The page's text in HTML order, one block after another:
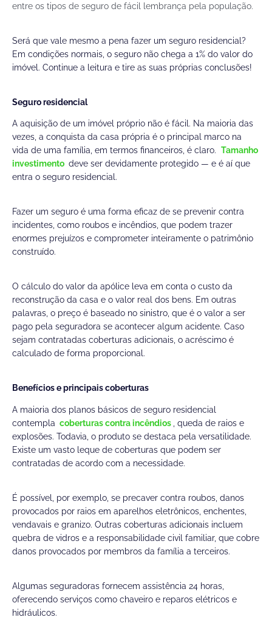
entre os tipos de seguro de fácil lembrança pela população.
Será que vale mesmo a pena fazer um seguro residencial?
Em condições normais, o seguro não chega a 1% do valor do
imóvel. Continue a leitura e tire as suas próprias conclusões!
Seguro residencial
A aquisição de um imóvel próprio não é fácil. Na maioria das
vezes, a conquista da casa própria é o principal marco na
vida de uma família, em termos financeiros, é claro. Tamanho
investimento deve ser devidamente protegido — e é aí que
entra o seguro residencial.
Fazer um seguro é uma forma eficaz de se prevenir contra
incidentes, como roubos e incêndios, que podem trazer
enormes prejuízos e comprometer inteiramente o patrimônio
construído.
O cálculo do valor da apólice leva em conta o custo da
reconstrução da casa e o valor real dos bens. Em outras
palavras, o preço é baseado no sinistro, que é o valor a ser
pago pela seguradora se acontecer algum acidente. Caso
sejam contratadas coberturas adicionais, o acréscimo é
calculado de forma proporcional.
Benefícios e principais coberturas
A maioria dos planos básicos de seguro residencial
contempla coberturas contra incêndios
, queda de raios e
explosões. Todavia, o produto se destaca pela versatilidade.
Existe um vasto leque de coberturas que podem ser
contratadas de acordo com a necessidade.
É possível, por exemplo, se precaver contra roubos, danos
provocados por raios em aparelhos eletrônicos, enchentes,
vendavais e granizo. Outras coberturas adicionais incluem
quebra de vidros e a responsabilidade civil familiar, que cobre
danos provocados por membros da família a terceiros.
Algumas seguradoras fornecem assistência 24 horas,
oferecendo serviços como chaveiro e reparos elétricos e
hidráulicos.